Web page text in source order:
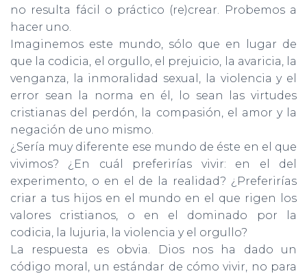
no resulta fácil o práctico (re)crear. Probemos a
hacer uno.
Imaginemos este mundo, sólo que en lugar de
que la codicia, el orgullo, el prejuicio, la avaricia, la
venganza, la inmoralidad sexual, la violencia y el
error sean la norma en él, lo sean las vir­tudes
cristianas del perdón, la compasión, el amor y la
negación de uno mismo.
¿Sería muy diferente ese mundo de éste en el que
vivimos? ¿En cuál preferirías vivir: en el del
experimento, o en el de la realidad? ¿Preferirías
criar a tus hijos en el mundo en el que rigen los
valores cristianos, o en el dominado por la
codicia, la lujuria, la violencia y el orgullo?
La respuesta es obvia. Dios nos ha dado un
código moral, un estándar de cómo vivir, no para